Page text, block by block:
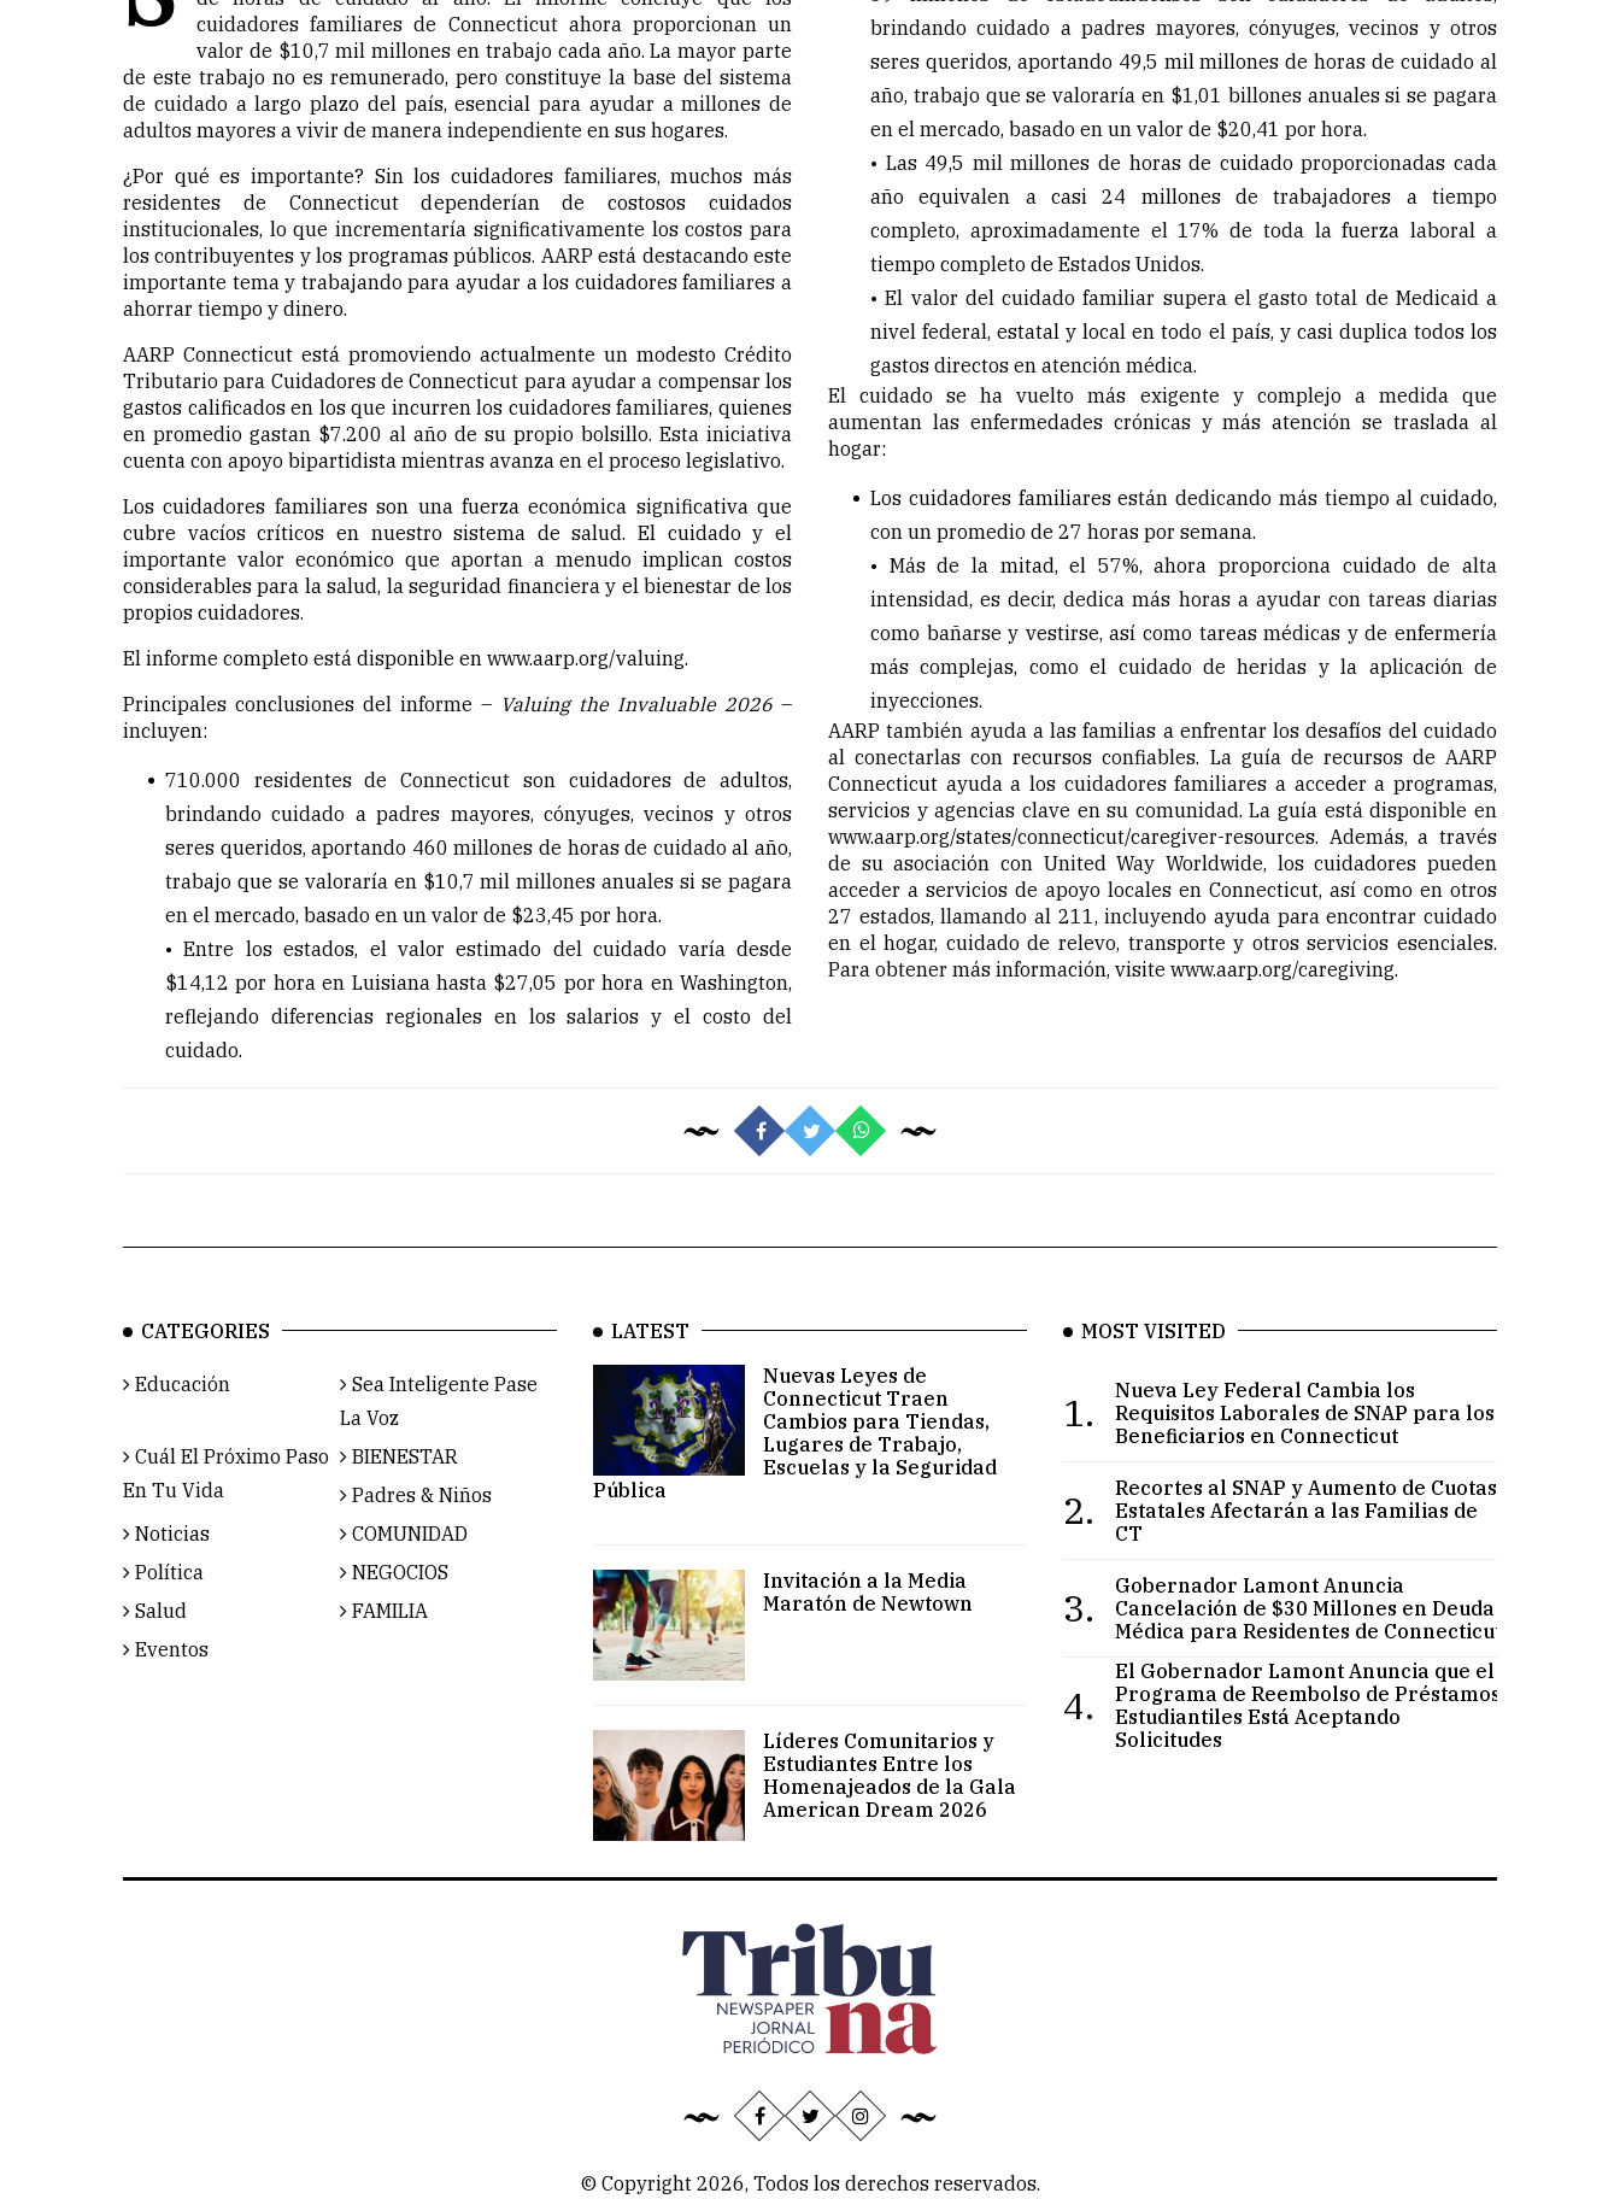
cuidadores familiares de Connecticut ahora proporcionan un
valor de $10,7 mil millones en trabajo cada año. La mayor parte
de este trabajo no es remunerado, pero constituye la base del sistema
de cuidado a largo plazo del país, esencial para ayudar a millones de
adultos mayores a vivir de manera independiente en sus hogares.
¿Por qué es importante? Sin los cuidadores familiares, muchos más
residentes de Connecticut dependerían de costosos cuidados
institucionales, lo que incrementaría significativamente los costos para
los contribuyentes y los programas públicos. AARP está destacando este
importante tema y trabajando para ayudar a los cuidadores familiares a
ahorrar tiempo y dinero.
AARP Connecticut está promoviendo actualmente un modesto Crédito
Tributario para Cuidadores de Connecticut para ayudar a compensar los
gastos calificados en los que incurren los cuidadores familiares, quienes
en promedio gastan $7.200 al año de su propio bolsillo. Esta iniciativa
cuenta con apoyo bipartidista mientras avanza en el proceso legislativo.
Los cuidadores familiares son una fuerza económica significativa que
cubre vacíos críticos en nuestro sistema de salud. El cuidado y el
importante valor económico que aportan a menudo implican costos
considerables para la salud, la seguridad financiera y el bienestar de los
propios cuidadores.
El informe completo está disponible en www.aarp.org/valuing.
Principales conclusiones del informe – Valuing the Invaluable 2026 –
incluyen:
710.000 residentes de Connecticut son cuidadores de adultos,
brindando cuidado a padres mayores, cónyuges, vecinos y otros
seres queridos, aportando 460 millones de horas de cuidado al año,
trabajo que se valoraría en $10,7 mil millones anuales si se pagara
en el mercado, basado en un valor de $23,45 por hora.
• Entre los estados, el valor estimado del cuidado varía desde
$14,12 por hora en Luisiana hasta $27,05 por hora en Washington,
reflejando diferencias regionales en los salarios y el costo del
cuidado.
brindando cuidado a padres mayores, cónyuges, vecinos y otros
seres queridos, aportando 49,5 mil millones de horas de cuidado al
año, trabajo que se valoraría en $1,01 billones anuales si se pagara
en el mercado, basado en un valor de $20,41 por hora.
• Las 49,5 mil millones de horas de cuidado proporcionadas cada
año equivalen a casi 24 millones de trabajadores a tiempo
completo, aproximadamente el 17% de toda la fuerza laboral a
tiempo completo de Estados Unidos.
• El valor del cuidado familiar supera el gasto total de Medicaid a
nivel federal, estatal y local en todo el país, y casi duplica todos los
gastos directos en atención médica.
El cuidado se ha vuelto más exigente y complejo a medida que
aumentan las enfermedades crónicas y más atención se traslada al
hogar:
Los cuidadores familiares están dedicando más tiempo al cuidado,
con un promedio de 27 horas por semana.
• Más de la mitad, el 57%, ahora proporciona cuidado de alta
intensidad, es decir, dedica más horas a ayudar con tareas diarias
como bañarse y vestirse, así como tareas médicas y de enfermería
más complejas, como el cuidado de heridas y la aplicación de
inyecciones.
AARP también ayuda a las familias a enfrentar los desafíos del cuidado
al conectarlas con recursos confiables. La guía de recursos de AARP
Connecticut ayuda a los cuidadores familiares a acceder a programas,
servicios y agencias clave en su comunidad. La guía está disponible en
www.aarp.org/states/connecticut/caregiver-resources. Además, a través
de su asociación con United Way Worldwide, los cuidadores pueden
acceder a servicios de apoyo locales en Connecticut, así como en otros
27 estados, llamando al 211, incluyendo ayuda para encontrar cuidado
en el hogar, cuidado de relevo, transporte y otros servicios esenciales.
Para obtener más información, visite www.aarp.org/caregiving.
CATEGORIES
Educación
Sea Inteligente Pase
La Voz
Cuál El Próximo Paso
En Tu Vida
BIENESTAR
Padres & Niños
Noticias
COMUNIDAD
Política
NEGOCIOS
Salud
FAMILIA
Eventos
LATEST
Nuevas Leyes de
Connecticut Traen
Cambios para Tiendas,
Lugares de Trabajo,
Escuelas y la Seguridad
Pública
Invitación a la Media
Maratón de Newtown
Líderes Comunitarios y
Estudiantes Entre los
Homenajeados de la Gala
American Dream 2026
MOST VISITED
1.
Nueva Ley Federal Cambia los
Requisitos Laborales de SNAP para los
Beneficiarios en Connecticut
2.
Recortes al SNAP y Aumento de Cuotas
Estatales Afectarán a las Familias de
CT
3.
Gobernador Lamont Anuncia
Cancelación de $30 Millones en Deuda
Médica para Residentes de Connecticut
4.
El Gobernador Lamont Anuncia que el
Programa de Reembolso de Préstamos
Estudiantiles Está Aceptando
Solicitudes
© Copyright 2026, Todos los derechos reservados.